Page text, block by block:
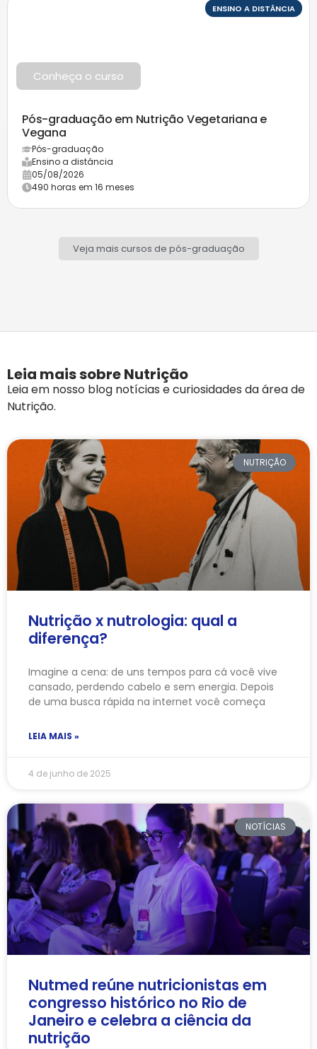
Conheça o curso
ENSINO A DISTÂNCIA
Pós-graduação em Nutrição Vegetariana e
Vegana
Pós-graduação
Ensino a distância
05/08/2026
490 horas em 16 meses
Veja mais cursos de pós-graduação
Leia mais sobre Nutrição
Leia em nosso blog notícias e curiosidades da área de
Nutrição.
NUTRIÇÃO
Nutrição x nutrologia: qual a
diferença?
Imagine a cena: de uns tempos para cá você vive
cansado, perdendo cabelo e sem energia. Depois
de uma busca rápida na internet você começa
LEIA MAIS »
4 de junho de 2025
NOTÍCIAS
Nutmed reúne nutricionistas em
congresso histórico no Rio de
Janeiro e celebra a ciência da
nutrição